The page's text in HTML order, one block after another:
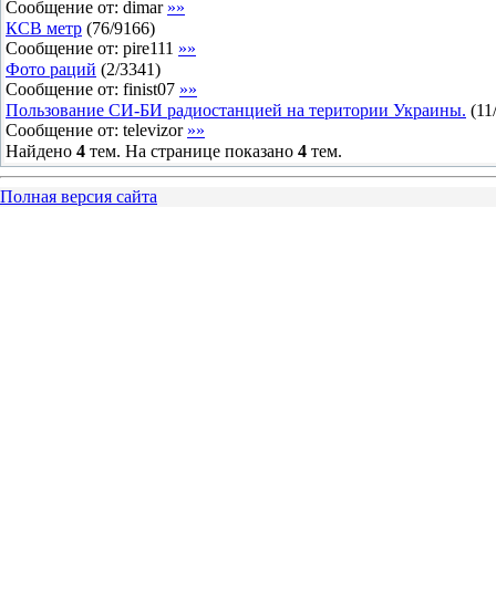
Сообщение от: dimar »»
КСВ метр (76/9166)
Сообщение от: pire111 »»
Фото раций (2/3341)
Сообщение от: finist07 »»
Пользование СИ-БИ радиостанцией на територии Украины. (11/
Сообщение от: televizor »»
Найдено 4 тем. На странице показано 4 тем.
Полная версия сайта